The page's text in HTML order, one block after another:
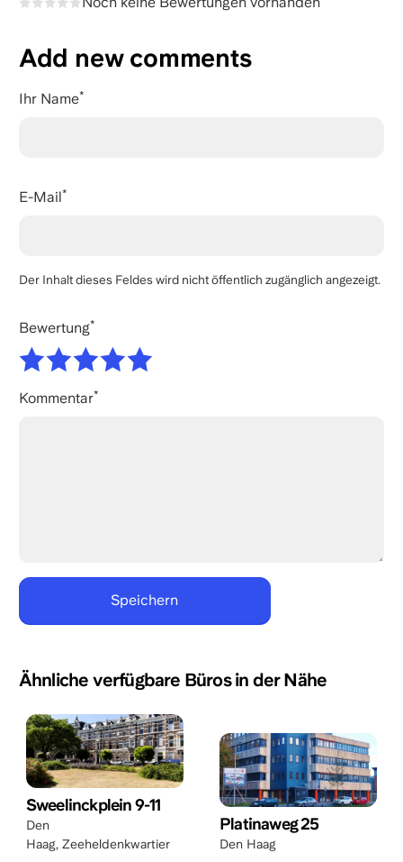
Add new comments
Ihr Name
E-Mail
Der Inhalt dieses Feldes wird nicht öffentlich zugänglich angezeigt.
Bewertung
Kommentar
Ähnliche verfügbare Büros in der Nähe
Sweelinckplein 9-11
Den
Haag, Zeeheldenkwartier
Platinaweg 25
Den Haag